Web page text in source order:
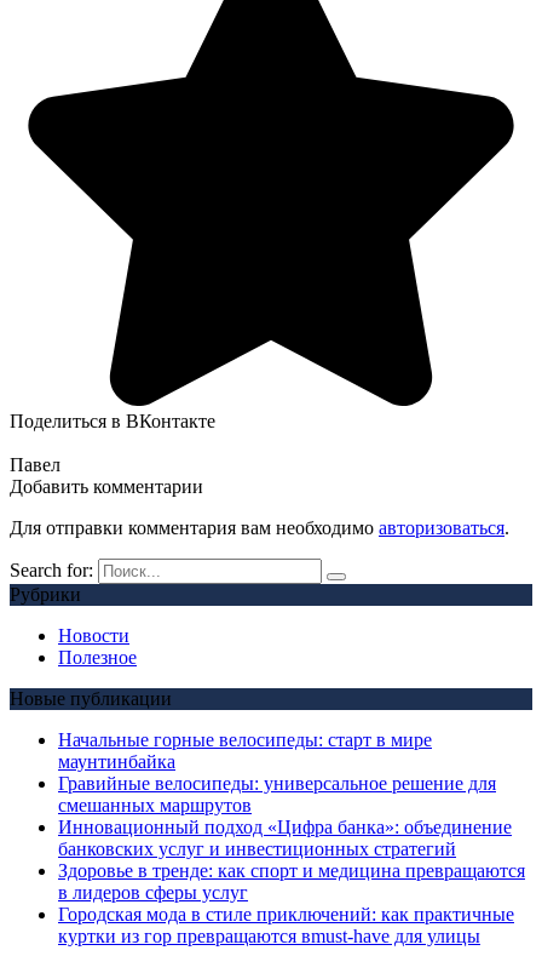
Поделиться в ВКонтакте
Павел
Добавить комментарии
Для отправки комментария вам необходимо авторизоваться.
Search for:
Рубрики
Новости
Полезное
Новые публикации
Начальные горные велосипеды: старт в мире
маунтинбайка
Гравийные велосипеды: универсальное решение для
смешанных маршрутов
Инновационный подход «Цифра банка»: объединение
банковских услуг и инвестиционных стратегий
Здоровье в тренде: как спорт и медицина превращаются
в лидеров сферы услуг
Городская мода в стиле приключений: как практичные
куртки из гор превращаются вmust-have для улицы